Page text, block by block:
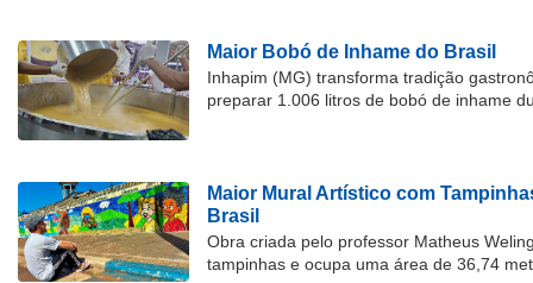
Maior Bobó de Inhame do Brasil
Inhapim (MG) transforma tradição
preparar 1.006 litros de bobó de inhame
Maior Mural Artístico com
Brasil
Obra criada pelo professor Matheus
tampinhas e ocupa uma área de 36,74